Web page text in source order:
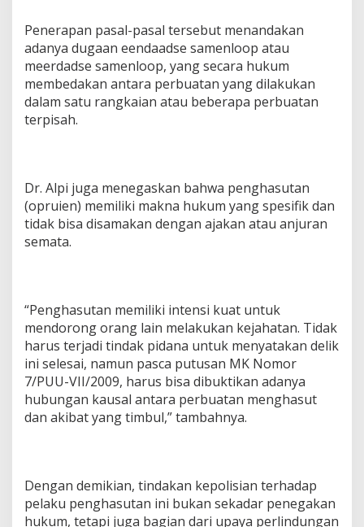
Penerapan pasal-pasal tersebut menandakan
adanya dugaan eendaadse samenloop atau
meerdadse samenloop, yang secara hukum
membedakan antara perbuatan yang dilakukan
dalam satu rangkaian atau beberapa perbuatan
terpisah.
Dr. Alpi juga menegaskan bahwa penghasutan
(opruien) memiliki makna hukum yang spesifik dan
tidak bisa disamakan dengan ajakan atau anjuran
semata.
“Penghasutan memiliki intensi kuat untuk
mendorong orang lain melakukan kejahatan. Tidak
harus terjadi tindak pidana untuk menyatakan delik
ini selesai, namun pasca putusan MK Nomor
7/PUU-VII/2009, harus bisa dibuktikan adanya
hubungan kausal antara perbuatan menghasut
dan akibat yang timbul,” tambahnya.
Dengan demikian, tindakan kepolisian terhadap
pelaku penghasutan ini bukan sekadar penegakan
hukum, tetapi juga bagian dari upaya perlindungan